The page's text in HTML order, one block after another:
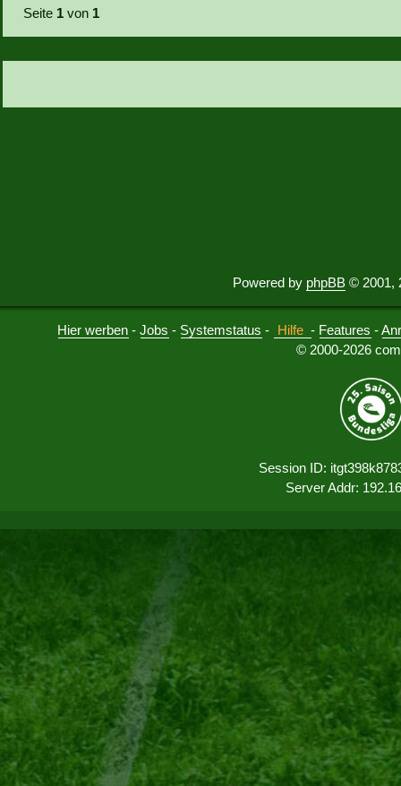
Seite 1 von 1
Powered by phpBB © 2001,
Hier werben -Jobs - Systemstatus - Hilfe - Features -
© 2000-2026
Session ID:
Server Addr: